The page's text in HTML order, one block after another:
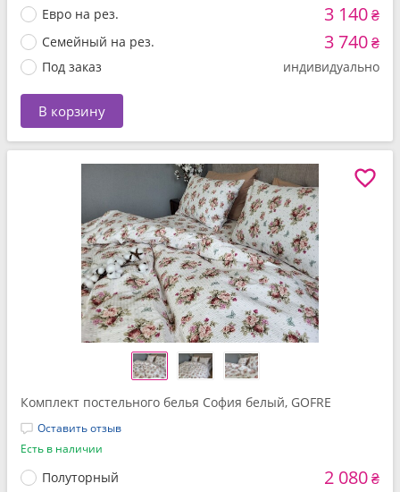
Евро на рез. 3 140₴
Семейный на рез. 3 740₴
Под заказ индивидуально
В корзину
Комплект постельного белья София белый, GOFRE
Оставить отзыв
Есть в наличии
Полуторный 2 080₴